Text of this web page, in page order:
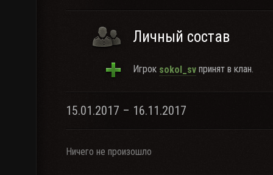
Личный состав
Игрок sokol_sv принят в клан.
15.01.2017 – 16.11.2017
Ничего не произошло